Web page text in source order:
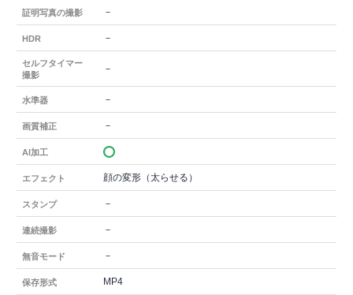
証明写真の撮影 －
HDR －
セルフタイマー
撮影
－
水準器 －
画質補正 －
AI加工
エフェクト 顔の変形（太らせる）
スタンプ －
連続撮影 －
無音モード －
保存形式 MP4